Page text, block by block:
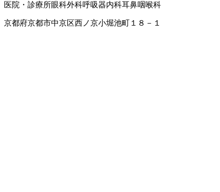
医院・診療所眼科外科呼吸器内科耳鼻咽喉科
京都府京都市中京区西ノ京小堀池町１８－１